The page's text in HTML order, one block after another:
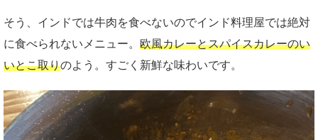
そう、インドでは牛肉を食べないのでインド料理屋では絶対
に食べられないメニュー。 欧風カレーとスパイスカレーのい
いとこ取りのよう。すごく新鮮な味わいです。